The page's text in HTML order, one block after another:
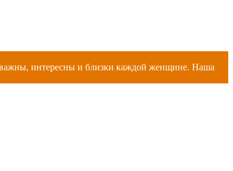
важны, интересны и близки каждой женщине. Наша